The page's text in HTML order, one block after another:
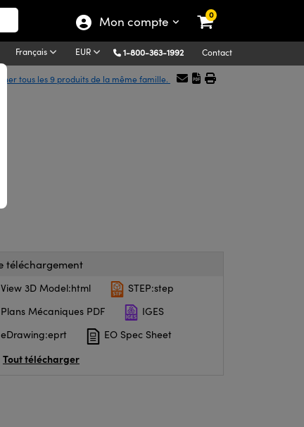
Mon compte 0
Français EUR 1-800-363-1992 Contact
tous les 9 produits de la même famille.
téléchargement
View 3D Model:html
STEP:step
Plans Mécaniques PDF
IGES
eDrawing:eprt
EO Spec Sheet
Tout télécharger